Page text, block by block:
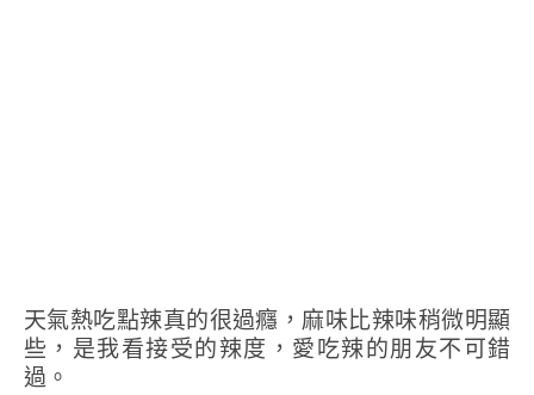
天氣熱吃點辣真的很過癮，麻味比辣味稍微明顯
些，是我看接受的辣度，愛吃辣的朋友不可錯
過。